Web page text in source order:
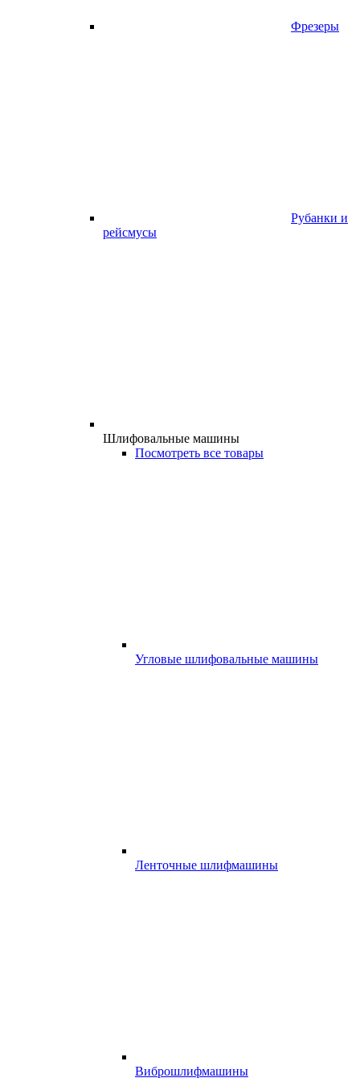
Фрезеры
Рубанки и
рейсмусы
Шлифовальные машины
Посмотреть все товары
Угловые шлифовальные машины
Ленточные шлифмашины
Виброшлифмашины